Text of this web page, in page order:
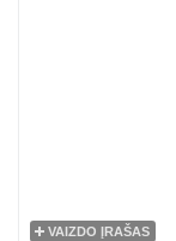
VAIZDO ĮRAŠAS